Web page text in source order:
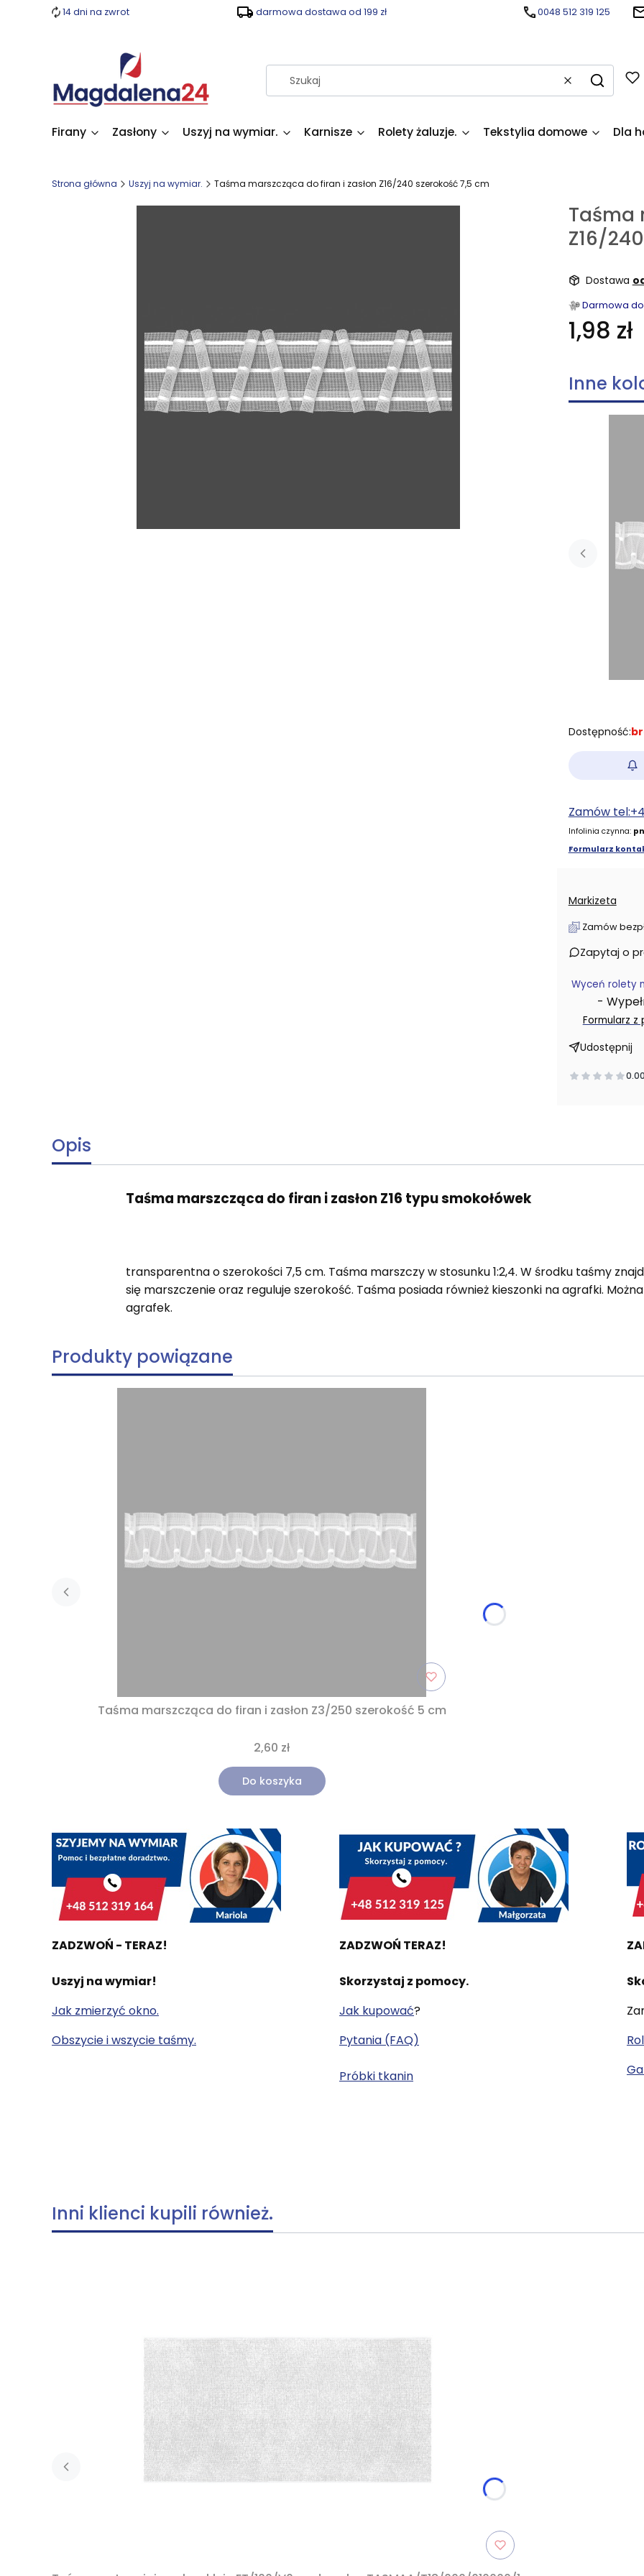
14 dni na zwrot darmowa dostawa od 199 zł 0048 512 319 125
WyczyśćSzukaj
Firany Zasłony Uszyj na wymiar. Karnisze Rolety żaluzje. Tekstylia domowe Dla
Strona główna Uszyj na wymiar. Taśma marszcząca do firan i zasłon Z16/240 szerokość 7,5 cm
Taśma
Z16/
Dostawa
Darmowa
1,98 zł
Inne
Dostępność:
Zamów
Infolinia czynna:
Formularz
Markizeta
Zamów
Zapytaj o
Wyceń rolety
-
Formularz z
Udostępnij
0.00
Opis
Taśma marszcząca do firan i zasłon Z16 typu smokołówek
transparentna o szerokości 7,5 cm. Taśma marszczy w stosunku 1:2,4. W środku taśmy
się marszczenie oraz reguluje szerokość. Taśma posiada również kieszonki na agrafki.
agrafek.
Produkty powiązane
Taśma marszcząca do firan i zasłon Z3/250 szerokość 5 cm
2,60 zł
Do koszyka
ZADZWOŃ - TERAZ!
Uszyj na wymiar!
Jak zmierzyć okno.
Obszycie i wszycie taśmy.
ZADZWOŃ TERAZ!
Skorzystaj z pomocy.
Jak kupować?
Pytania (FAQ)
Próbki tkanin
Inni klienci kupili również.